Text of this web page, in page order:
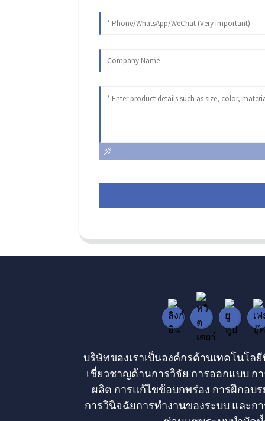
บริษัทของเราเป็นองค์กรด้านเทคโนโล
เชี่ยวชาญด้านการวิจัย การออกแบบ ก
ผลิต การแก้ไขข้อบกพร่อง การฝึกอบ
การวินิจฉัยการทำงานของระบบ และก